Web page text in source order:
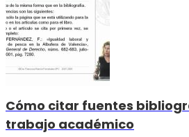
Cómo citar fuentes
trabajo académico